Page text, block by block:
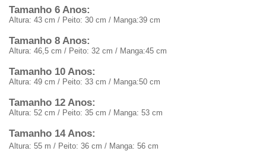
Tamanho 6 Anos:
Altura: 43 cm / Peito: 30 cm / Manga:39 cm
Tamanho 8 Anos:
Altura: 46,5 cm / Peito: 32 cm / Manga:45 cm
Tamanho 10 Anos:
Altura: 49 cm / Peito: 33 cm / Manga:50 cm
Tamanho 12 Anos:
Altura: 52 cm / Peito: 35 cm / Manga: 53 cm
Tamanho 14 Anos:
Altura: 55 m / Peito: 36 cm / Manga: 56 cm